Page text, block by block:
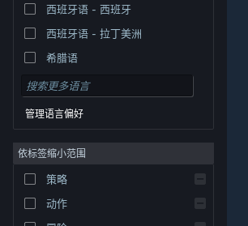
© Valve Corporation。保留所有权利。所有商标均为其在
律信息| 无障碍
西班牙语 - 西班牙
西班牙语 - 拉丁美洲
希腊语
管理语言偏好
依标签缩小范围
策略
动作